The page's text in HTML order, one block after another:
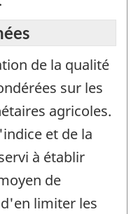
de la qualité
sur les
agricoles.
et de la
à établir
de
limiter les